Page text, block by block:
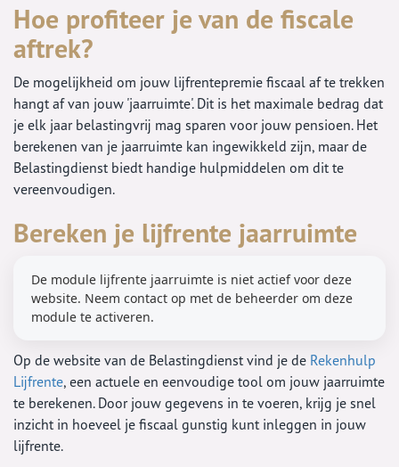
Hoe profiteer je van de fiscale
aftrek?
De mogelijkheid om jouw lijfrentepremie fiscaal af te trekken
hangt af van jouw 'jaarruimte'. Dit is het maximale bedrag dat
je elk jaar belastingvrij mag sparen voor jouw pensioen. Het
berekenen van je jaarruimte kan ingewikkeld zijn, maar de
Belastingdienst biedt handige hulpmiddelen om dit te
vereenvoudigen.
Bereken je lijfrente jaarruimte
De module lijfrente jaarruimte is niet actief voor deze
website. Neem contact op met de beheerder om deze
module te activeren.
Op de website van de Belastingdienst vind je de Rekenhulp
Lijfrente, een actuele en eenvoudige tool om jouw jaarruimte
te berekenen. Door jouw gegevens in te voeren, krijg je snel
inzicht in hoeveel je fiscaal gunstig kunt inleggen in jouw
lijfrente.